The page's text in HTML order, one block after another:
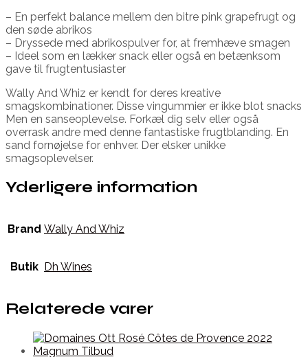
– En perfekt balance mellem den bitre pink grapefrugt og
den søde abrikos
– Dryssede med abrikospulver for, at fremhæve smagen
– Ideel som en lækker snack eller også en betænksom
gave til frugtentusiaster
Wally And Whiz er kendt for deres kreative
smagskombinationer. Disse vingummier er ikke blot snacks
Men en sanseoplevelse. Forkæl dig selv eller også
overrask andre med denne fantastiske frugtblanding. En
sand fornøjelse for enhver. Der elsker unikke
smagsoplevelser.
Yderligere information
Brand Wally And Whiz
Butik Dh Wines
Relaterede varer